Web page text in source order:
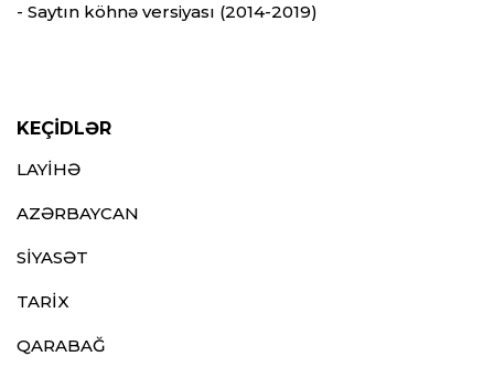
- Saytın köhnə versiyası (2014-2019)
KEÇİDLƏR
LAYİHƏ
AZƏRBAYCAN
SİYASƏT
TARİX
QARABAĞ